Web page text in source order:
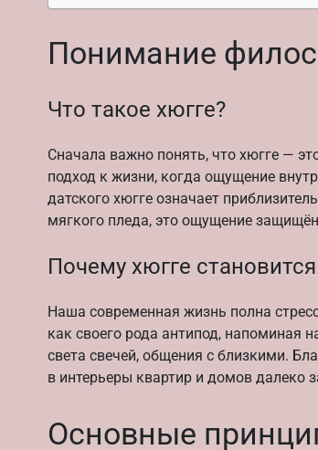
Понимание
Что такое хюгге?
Сначала важно понять, что хюгге —
подход к жизни, когда ощущение
датского хюгге означает
мягкого пледа, это ощущение
Почему хюгге
Наша современная жизнь полна
как своего рода антипод, напоминая
света свечей, общения с близкими.
в интерьеры квартир и домов далеко
Основные